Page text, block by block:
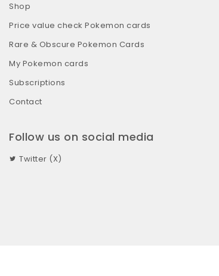
Shop
Price value check Pokemon cards
Rare & Obscure Pokemon Cards
My Pokemon cards
Subscriptions
Contact
Follow us on social media
Twitter (X)